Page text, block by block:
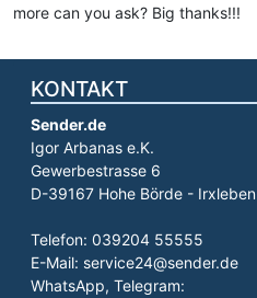
more can you ask? Big thanks!!!
KONTAKT
Sender.de
Igor Arbanas e.K.
Gewerbestrasse 6
D-39167 Hohe Börde - Irxleben
Telefon: 039204 55555
E-Mail: service24@sender.de
WhatsApp, Telegram: